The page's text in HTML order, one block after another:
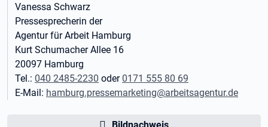
Vanessa Schwarz
Pressesprecherin der
Agentur für Arbeit Hamburg
Kurt Schumacher Allee 16
20097 Hamburg
Tel.: 040 2485-2230 oder 0171 555 80 69
E-Mail: hamburg.pressemarketing@arbeitsagentur.de